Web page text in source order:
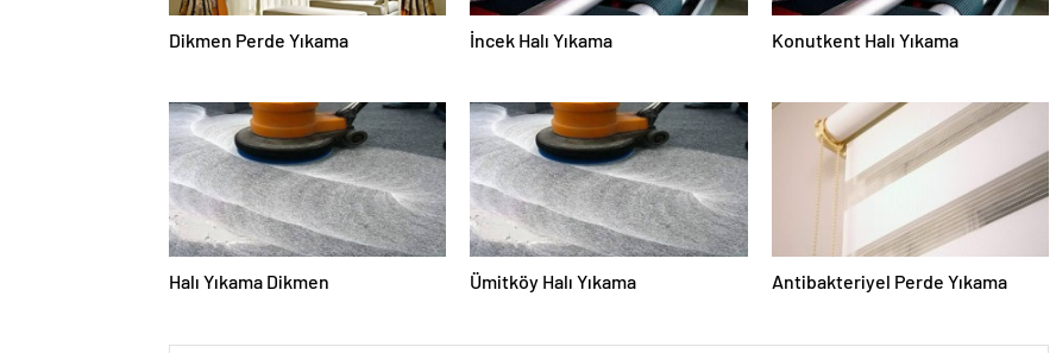
Dikmen Perde Yıkama İncek Halı Yıkama Konutkent Halı Yıkama
Halı Yıkama Dikmen Ümitköy Halı Yıkama Antibakteriyel Perde Yıkama